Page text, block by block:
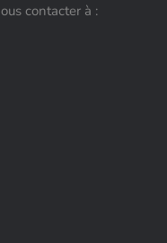
contacter à :